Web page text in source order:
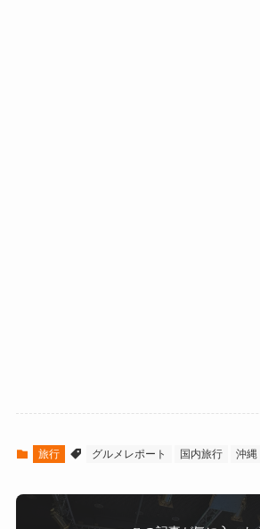
旅行 グルメレポート 国内旅行 沖縄